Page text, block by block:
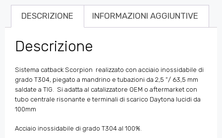
DESCRIZIONE INFORMAZIONI AGGIUNTIVE
Descrizione
Sistema catback Scorpion realizzato con acciaio inossidabile di
grado T304, piegato a mandrino e tubazioni da 2,5 “/ 63,5 mm
saldate a TIG. Si adatta al catalizzatore OEM o aftermarket con
tubo centrale risonante e terminali di scarico Daytona lucidi da
100mm
Acciaio inossidabile di grado T304 al 100%.